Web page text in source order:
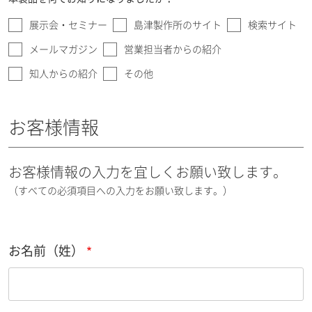
展示会・セミナー 島津製作所のサイト 検索サイト
メールマガジン 営業担当者からの紹介
知人からの紹介 その他
お客様情報
お客様情報の入力を宜しくお願い致します。
（すべての必須項目への入力をお願い致します。）
お名前（姓）